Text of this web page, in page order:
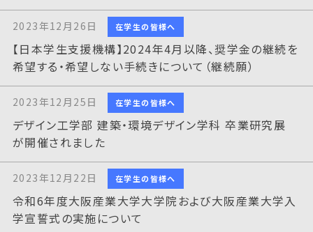
2023年12月26日 在学生の皆様へ
【日本学生支援機構】2024年4月以降、奨学金の継続を
希望する・希望しない手続きについて（継続願）
2023年12月25日 在学生の皆様へ
デザイン工学部 建築・環境デザイン学科 卒業研究展
が開催されました
2023年12月22日 在学生の皆様へ
令和6年度大阪産業大学大学院および大阪産業大学入
学宣誓式の実施について